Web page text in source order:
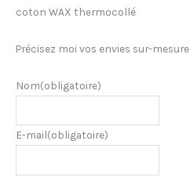
coton WAX thermocollé
Précisez moi vos envies sur-mesure
Nom(obligatoire)
E-mail(obligatoire)